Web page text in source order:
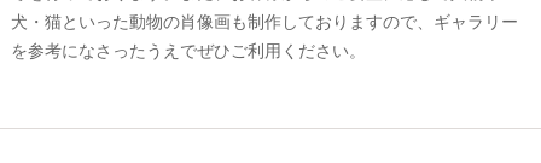
犬・猫といった動物の肖像画も制作しておりますので、ギャラリー
を参考になさったうえでぜひご利用ください。